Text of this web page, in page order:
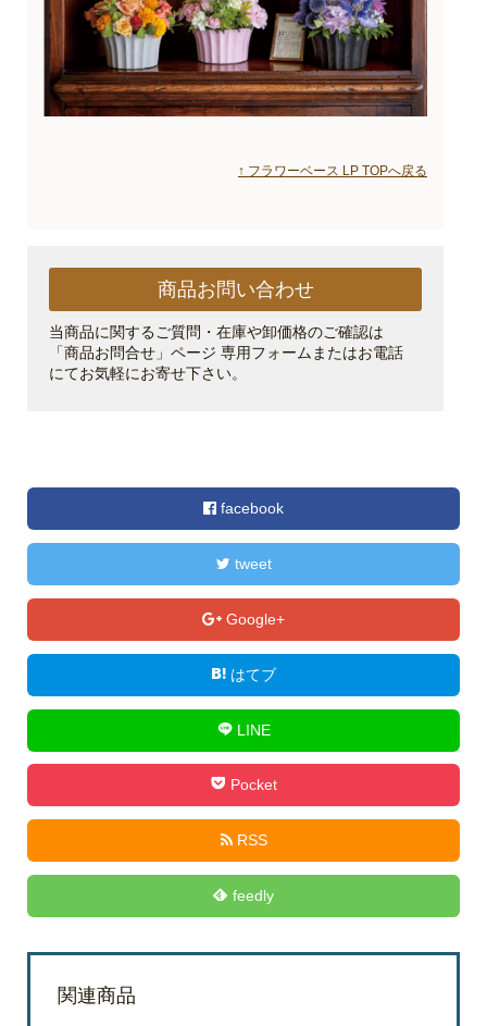
↑ フラワーベース LP TOPへ戻る
商品お問い合わせ
当商品に関するご質問・在庫や卸価格のご確認は
「商品お問合せ」ページ 専用フォームまたはお電話
にてお気軽にお寄せ下さい。
facebook
tweet
Google+
はてブ
LINE
Pocket
RSS
feedly
関連商品